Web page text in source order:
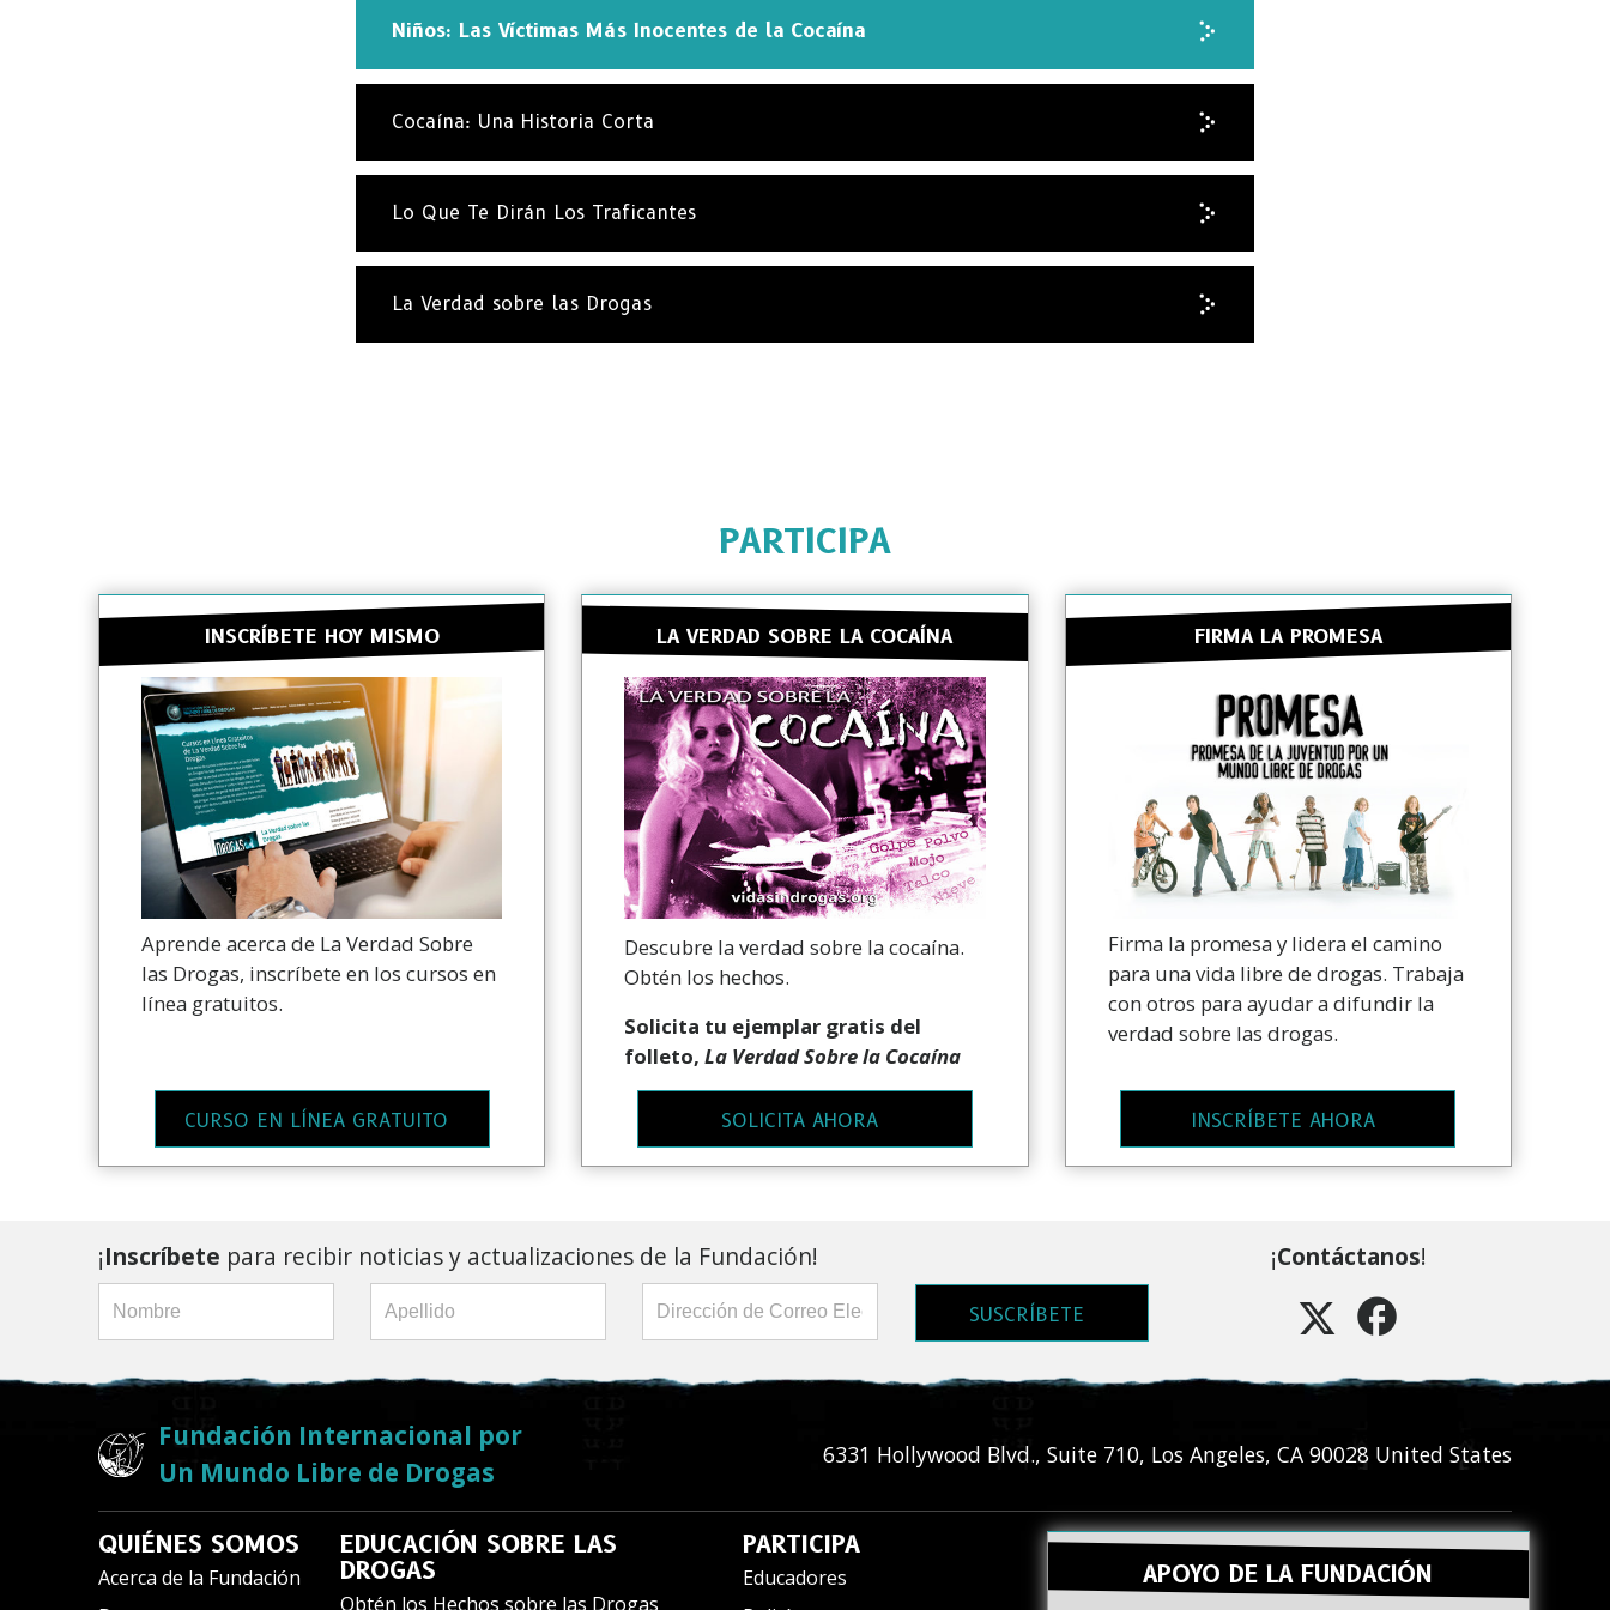
Niños: Las Víctimas Más Inocentes de la Cocaína
Cocaína: Una Historia Corta
Lo Que Te Dirán Los Traficantes
La Verdad sobre las Drogas
PARTICIPA
INSCRÍBETE HOY MISMO
Aprende acerca de La Verdad Sobre
las Drogas, inscríbete en los cursos en
línea gratuitos.
CURSO EN LÍNEA GRATUITO
LA VERDAD SOBRE LA COCAÍNA
Descubre la verdad sobre la cocaína.
Obtén los hechos.
Solicita tu ejemplar gratis del
folleto,La Verdad Sobre la Cocaína
SOLICITA AHORA
FIRMA LA PROMESA
Firma la promesa y lidera el camino
para una vida libre de drogas. Trabaja
con otros para ayudar a difundir la
verdad sobre las drogas.
INSCRÍBETE AHORA
¡Inscríbete para recibir noticias y actualizaciones de la Fundación!
SUSCRÍBETE
¡Contáctanos!
Fundación Internacional por
Un Mundo Libre de Drogas
6331 Hollywood Blvd., Suite 710, Los Angeles, CA 90028 United States
QUIÉNES SOMOS
Acerca de la Fundación
EDUCACIÓN SOBRE LAS
DROGAS
Obtén los Hechos sobre las Drogas
PARTICIPA
Educadores
APOYO DE LA FUNDACIÓN